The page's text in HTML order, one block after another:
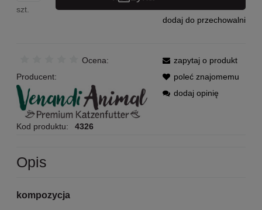
szt.
dodaj do przechowalni
Ocena:
Producent:
Kod produktu: 4326
zapytaj o produkt
poleć znajomemu
dodaj opinię
Opis
kompozycja